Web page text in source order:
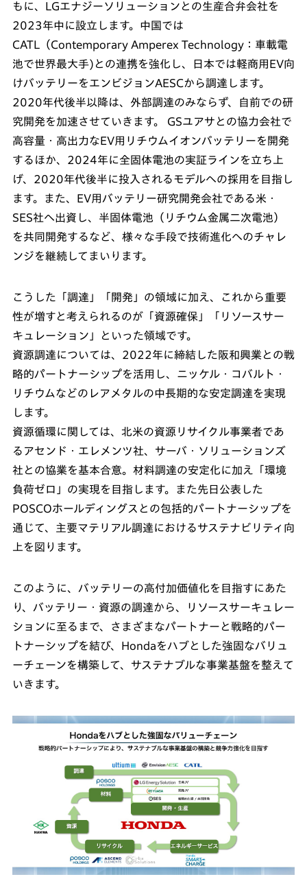
もに、LGエナジーソリューションとの生産合弁会社を
2023年中に設立します。中国では
CATL（Contemporary Amperex Technology：車載電
池で世界最大手)との連携を強化し、日本では軽商用EV向
けバッテリーをエンビジョンAESCから調達します。
2020年代後半以降は、外部調達のみならず、自前での研
究開発を加速させていきます。 GSユアサとの協力会社で
高容量・高出力なEV用リチウムイオンバッテリーを開発
するほか、2024年に全固体電池の実証ラインを立ち上
げ、2020年代後半に投入されるモデルへの採用を目指し
ます。また、EV用バッテリー研究開発会社である米・
SES社へ出資し、半固体電池（リチウム金属二次電池）
を共同開発するなど、様々な手段で技術進化へのチャレ
ンジを継続してまいります。
こうした「調達」「開発」の領域に加え、これから重要
性が増すと考えられるのが「資源確保」「リソースサー
キュレーション」といった領域です。
資源調達については、2022年に締結した阪和興業との戦
略的パートナーシップを活用し、ニッケル・コバルト・
リチウムなどのレアメタルの中長期的な安定調達を実現
します。
資源循環に関しては、北米の資源リサイクル事業者であ
るアセンド・エレメンツ社、サーバ・ソリューションズ
社との協業を基本合意。材料調達の安定化に加え「環境
負荷ゼロ」の実現を目指します。また先日公表した
POSCOホールディングスとの包括的パートナーシップを
通じて、主要マテリアル調達におけるサステナビリティ向
上を図ります。
このように、バッテリーの高付加価値化を目指すにあた
り、バッテリー・資源の調達から、リソースサーキュレー
ションに至るまで、さまざまなパートナーと戦略的パー
トナーシップを結び、Hondaをハブとした強固なバリュ
ーチェーンを構築して、サステナブルな事業基盤を整えて
いきます。